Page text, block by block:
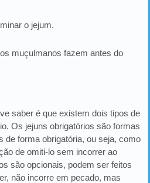
o jejum.
muçulmanos fazem antes do
saber é que existem dois tipos de
Os jejuns obrigatórios são formas
de forma obrigatória, ou seja, como
de omiti-lo sem incorrer ao
são opcionais, podem ser feitos
não incorre em pecado, mas